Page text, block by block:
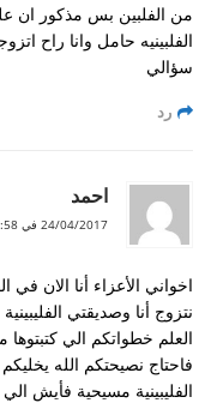
من الفلبين بس مذكور ان
الفلبينيه حامل وانا راح
سؤالي
رد
احمد
24/04/2017 في 11:58 ص
العلم خطواتكم الي
فاحتاج نصيحتكم الله
الفليبينية مسيحية فأيش